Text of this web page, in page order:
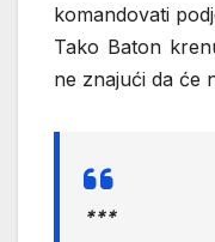
komandovati
Tako Baton
ne znajući da će
***